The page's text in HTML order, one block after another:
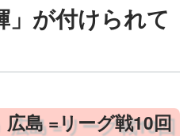
」が付けられて
島 =リーグ戦10回